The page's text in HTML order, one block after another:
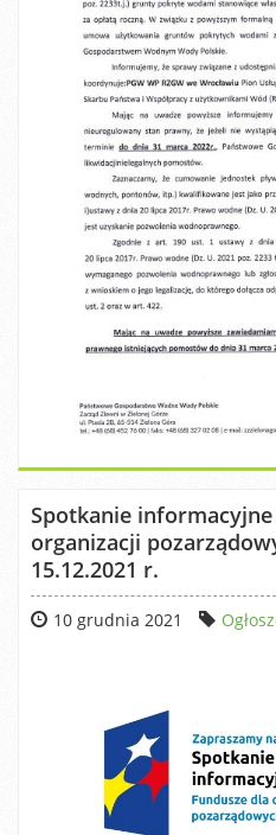
Spotkanie
organizacji
15.12.2021 r.
10 grudnia 2021